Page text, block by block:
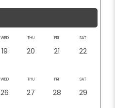
WED
19
THU
20
FRI
21
SAT
22
WED
26
THU
27
FRI
28
SAT
29